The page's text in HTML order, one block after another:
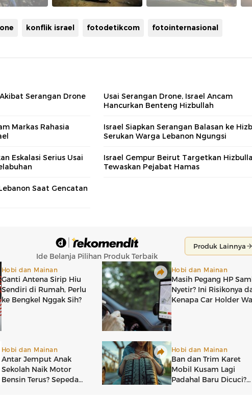
konflik israel fotodetikcom fotointernasional
Serangan Drone
Usai Serangan Drone, Israel Ancam
Hancurkan Benteng Hizbullah
Markas Rahasia
Israel Siapkan Serangan Balasan ke
Serukan Warga Lebanon Ngungsi
Eskalasi Serius Usai
Israel Gempur Beirut Targetkan
Tewaskan Pejabat Hamas
Saat Gencatan